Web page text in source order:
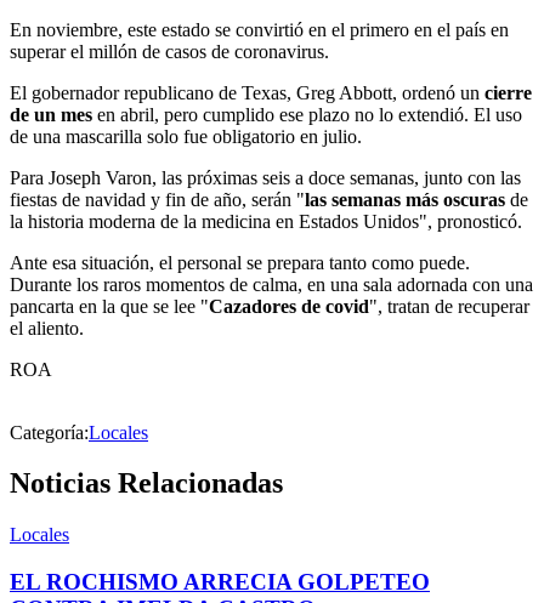
En noviembre, este estado se convirtió en el primero en el país en
superar el millón de casos de coronavirus.
El gobernador republicano de Texas, Greg Abbott, ordenó un cierre
de un mes en abril, pero cumplido ese plazo no lo extendió. El uso
de una mascarilla solo fue obligatorio en julio.
Para Joseph Varon, las próximas seis a doce semanas, junto con las
fiestas de navidad y fin de año, serán "las semanas más oscuras de
la historia moderna de la medicina en Estados Unidos", pronosticó.
Ante esa situación, el personal se prepara tanto como puede.
Durante los raros momentos de calma, en una sala adornada con una
pancarta en la que se lee "Cazadores de covid", tratan de recuperar
el aliento.
ROA
Categoría:Locales
Noticias Relacionadas
Locales
EL ROCHISMO ARRECIA GOLPETEO